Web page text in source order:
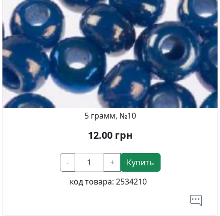
5 грамм, №10
12.00грн
- +
Купить
код товара: 2534210